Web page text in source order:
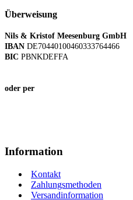
Überweisung
Nils & Kristof Meesenburg GmbH
IBAN DE70440100460333764466
BIC PBNKDEFFA
oder per
Information
Kontakt
Zahlungsmethoden
Versandinformation